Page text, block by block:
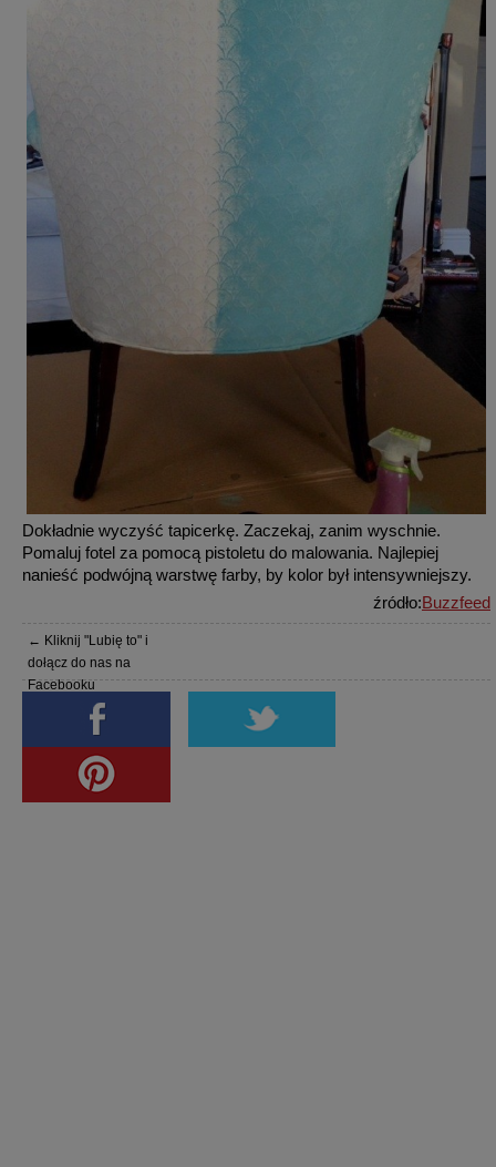
Dokładnie wyczyść tapicerkę. Zaczekaj, zanim wyschnie.
Pomaluj fotel za pomocą pistoletu do malowania. Najlepiej
nanieść podwójną warstwę farby, by kolor był intensywniejszy.
źródło:Buzzfeed
← Kliknij "Lubię to" i
dołącz do nas na
Facebooku